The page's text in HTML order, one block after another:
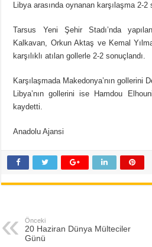
Libya arasında oynanan karşılaşma 2-2
Tarsus Yeni Şehir Stadı’nda
Kalkavan, Orkun Aktaş ve Kemal
karşılıklı atılan gollerle 2-2 sonuçlandı.
Karşılaşmada Makedonya’nın gollerini
Libya’nın gollerini ise Hamdou
kaydetti.
Anadolu Ajansi
Önceki
20 Haziran Dünya Mülteciler
Günü